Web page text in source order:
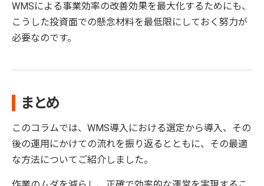
WMSによる事業効率の改善効果を最大化するためにも、
こうした投資面での懸念材料を最低限にしておく努力が
必要なのです。
まとめ
このコラムでは、WMS導入における選定から導入、その
後の運用にかけての流れを振り返るとともに、その最適
な方法についてご紹介しました。